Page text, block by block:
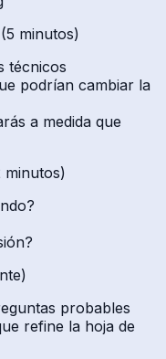
(5 minutos)
técnicos
podrían cambiar la
a medida que
minutos)
probables
refine la hoja de